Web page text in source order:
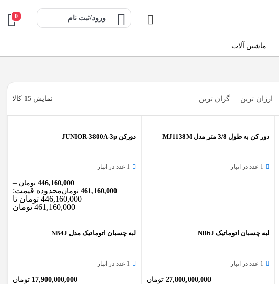
ورود/ثبت نام 0
ماشین آلات
ارزان ترین گران ترین نمایش 15 کالا
دور کن به طول 3/8 متر مدل MJ1138M
1 عدد در انبار
دورکن JUNIOR-3800A-3p
1 عدد در انبار
446,160,000 تومان –
461,160,000 تومانمحدوده قیمت:
446,160,000 تومان تا
461,160,000 تومان
لبه چسبان اتوماتیک NB6J
1 عدد در انبار
27,800,000,000 تومان
لبه چسبان اتوماتیک مدل NB4J
1 عدد در انبار
17,900,000,000 تومان